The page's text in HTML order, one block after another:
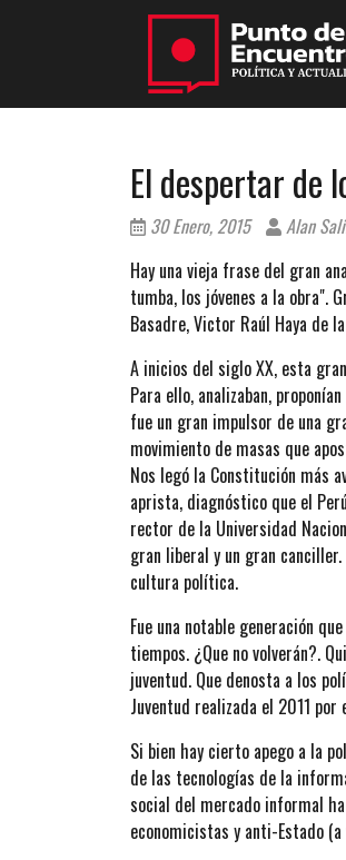
El despertar de
30 Enero, 2015
Alan
Hay una vieja frase del gran
tumba, los jóvenes a la obra".
Basadre, Victor Raúl Haya de
A inicios del siglo XX, esta
Para ello, analizaban,
fue un gran impulsor de una
movimiento de masas que
Nos legó la Constitución más
aprista, diagnóstico que el
rector de la Universidad
gran liberal y un gran
cultura política.
Fue una notable generación
tiempos. ¿Que no volverán?.
juventud. Que denosta a los
Juventud realizada el 2011 por
Si bien hay cierto apego a la
de las tecnologías de la
social del mercado informal
economicistas y anti-Estado (a